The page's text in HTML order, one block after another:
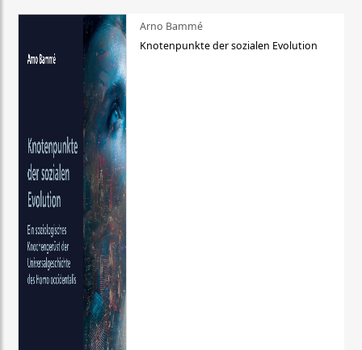
Arno Bammé
Knotenpunkte der sozialen Evolution